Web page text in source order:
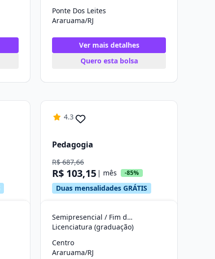
Ponte Dos Leites
Araruama/RJ
Ver mais detalhes
Quero esta bolsa
4.3
Pedagogia
R$ 687,66
R$ 103,15 | mês -85%
Duas mensalidades GRÁTIS
Semipresencial / Fim de Semana
Licenciatura (graduação)
Centro
Araruama/RJ